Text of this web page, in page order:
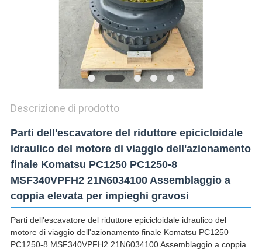
Descrizione di prodotto
Parti dell'escavatore del riduttore epicicloidale
idraulico del motore di viaggio dell'azionamento
finale Komatsu PC1250 PC1250-8
MSF340VPFH2 21N6034100 Assemblaggio a
coppia elevata per impieghi gravosi
Parti dell'escavatore del riduttore epicicloidale idraulico del
motore di viaggio dell'azionamento finale Komatsu PC1250
PC1250-8 MSF340VPFH2 21N6034100 Assemblaggio a coppia